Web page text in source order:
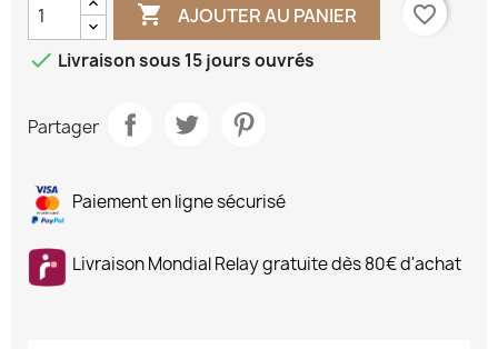
 AJOUTER AU PANIER
favorite_border
 Livraison sous 15 jours ouvrés
Partager
Paiement en ligne sécurisé
Livraison Mondial Relay gratuite dès 80€ d'achat